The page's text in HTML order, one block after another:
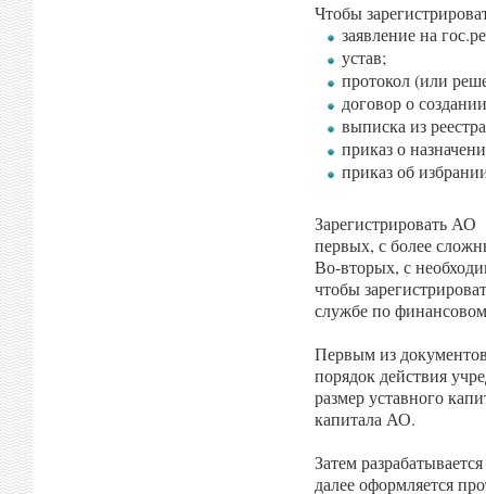
Чтобы
заявление на
устав;
протокол (или
договор о
выписка из
приказ о
приказ об
Зарегистрировать
первых, с более
Во-вторых, с
чтобы
службе по
Первым из
порядок действия
размер уставного
капитала АО.
Затем
далее оформляется